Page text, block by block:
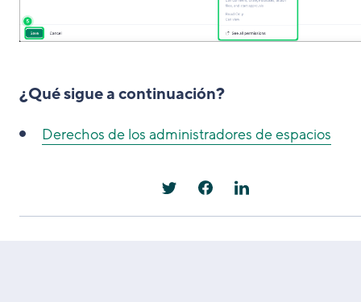
¿Qué sigue a continuación?
Derechos de los administradores de espacios